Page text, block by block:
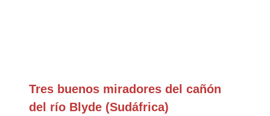
Tres buenos miradores del cañón
del río Blyde (Sudáfrica)